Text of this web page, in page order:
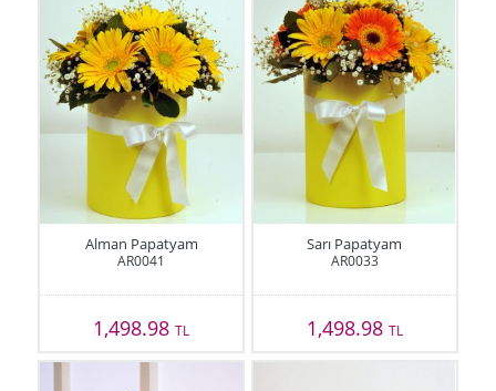
Alman Papatyam
AR0041
1,498.98TL
Sarı Papatyam
AR0033
1,498.98 TL